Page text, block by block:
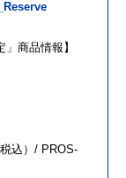
商品情報】
込）/ PROS-